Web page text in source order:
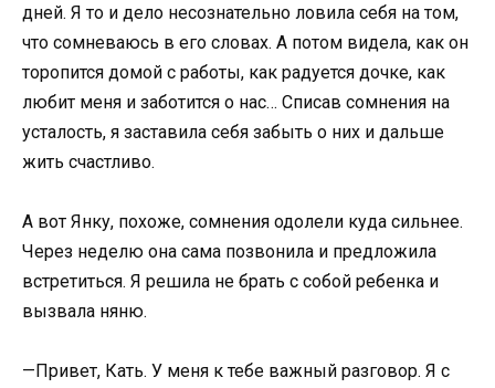
дней. Я то и дело несознательно ловила себя на том,
что сомневаюсь в его словах. А потом видела, как он
торопится домой с работы, как радуется дочке, как
любит меня и заботится о нас… Списав сомнения на
усталость, я заставила себя забыть о них и дальше
жить счастливо.
А вот Янку, похоже, сомнения одолели куда сильнее.
Через неделю она сама позвонила и предложила
встретиться. Я решила не брать с собой ребенка и
вызвала няню.
—Привет, Кать. У меня к тебе важный разговор. Я с